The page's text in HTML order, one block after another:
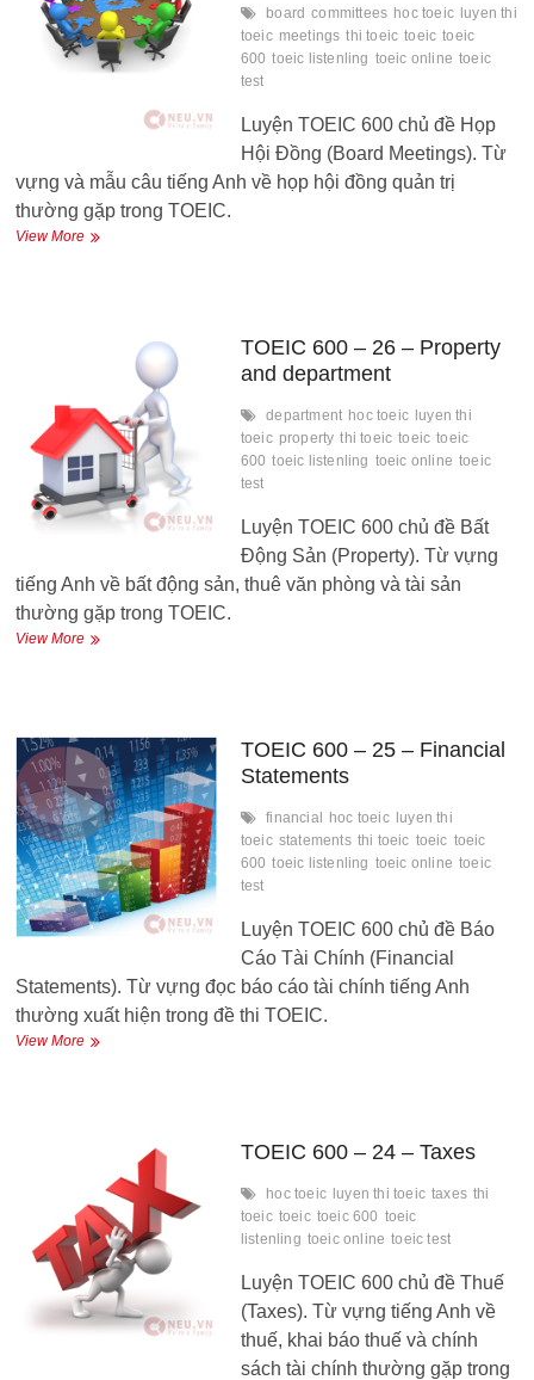
board committees hoc toeic luyen thi
toeic meetings thi toeic toeic toeic
600 toeic listenling toeic online toeic
test
Luyện TOEIC 600 chủ đề Họp
Hội Đồng (Board Meetings). Từ
vựng và mẫu câu tiếng Anh về họp hội đồng quản trị
thường gặp trong TOEIC.
View MoreTOEIC
Meetings
committees
TOEIC 600 – 26 – Property
and department
department hoc toeic luyen thi
toeic property thi toeic toeic toeic
600 toeic listenling toeic online toeic
test
Luyện TOEIC 600 chủ đề Bất
Động Sản (Property). Từ vựng
tiếng Anh về bất động sản, thuê văn phòng và tài sản
thường gặp trong TOEIC.
View MoreTOEIC
Property
and
department
TOEIC 600 – 25 – Financial
Statements
financial hoc toeic luyen thi
toeic statements thi toeic toeic toeic
600 toeic listenling toeic online toeic
test
Luyện TOEIC 600 chủ đề Báo
Cáo Tài Chính (Financial
Statements). Từ vựng đọc báo cáo tài chính tiếng Anh
thường xuất hiện trong đề thi TOEIC.
View MoreTOEIC
Statements
TOEIC 600 – 24 – Taxes
hoc toeic luyen thi toeic taxes thi
toeic toeic toeic 600 toeic
listenling toeic online toeic test
Luyện TOEIC 600 chủ đề Thuế
(Taxes). Từ vựng tiếng Anh về
thuế, khai báo thuế và chính
sách tài chính thường gặp trong